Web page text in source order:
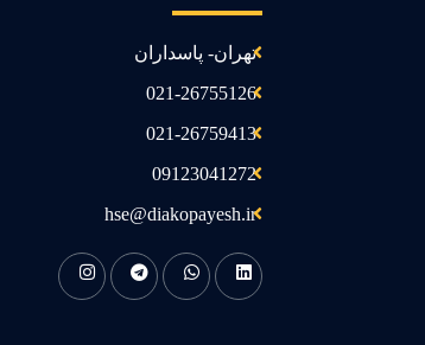
تهران- پاسداران
021-26755126
021-26759413
09123041272
hse@diakopayesh.ir